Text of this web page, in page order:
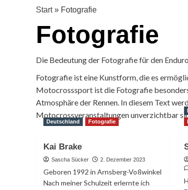
Start» Fotografie
Fotografie
Die Bedeutung der Fotografie für den
Fotografie ist eine Kunstform, die es
Motocrosssport ist die Fotografie
Atmosphäre der Rennen. In diesem Text
Motocrossveranstaltungen unverzichtbar
Deutschland Fotografie
Kai Brake
Sascha Sücker 2. Dezember 2023
Geboren 1992 in Arnsberg-Voßwinkel
Nach meiner Schulzeit erlernte ich